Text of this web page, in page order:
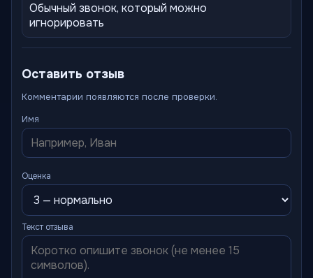
Обычный звонок, который можно
игнорировать
Оставить отзыв
Комментарии появляются после проверки.
Имя
Оценка
Текст отзыва